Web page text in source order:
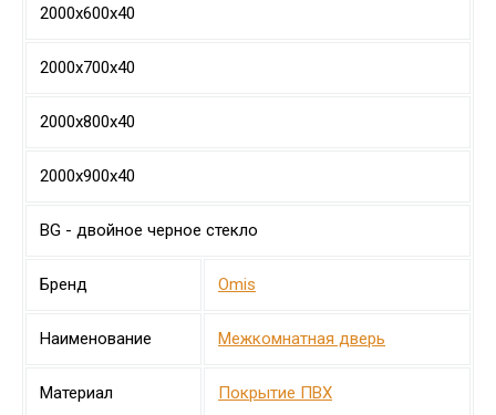
2000х600х40
2000х700х40
2000х800х40
2000х900х40
BG - двойное черное стекло
Бренд Omis
Наименование Межкомнатная дверь
Материал Покрытие ПВХ